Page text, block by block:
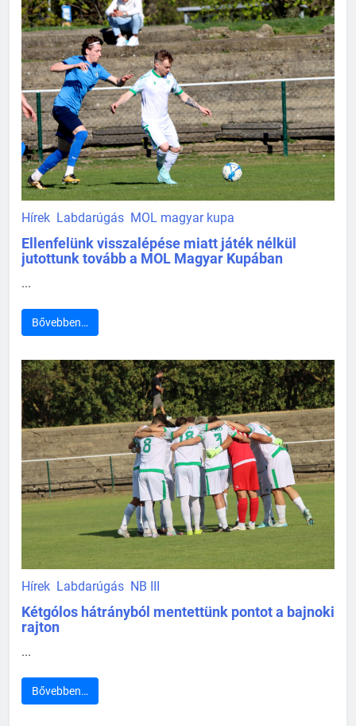
Hírek Labdarúgás MOL magyar kupa
Ellenfelünk visszalépése miatt játék nélkül
jutottunk tovább a MOL Magyar Kupában
...
Bővebben…
Hírek Labdarúgás NB III
Kétgólos hátrányból mentettünk pontot a bajnoki
rajton
...
Bővebben…